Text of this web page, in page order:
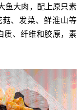
鱼大肉，配上原只素
、发菜、鲜淮山等
质、纤维和胶原，素